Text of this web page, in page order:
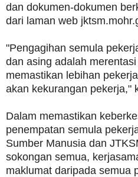
dan dokumen-dokumen
dari laman web
"Pengagihan semula
dan asing adalah
memastikan lebihan
akan kekurangan pekerja,"
Dalam memastikan
penempatan semula
Sumber Manusia dan
sokongan semua,
maklumat daripada semua